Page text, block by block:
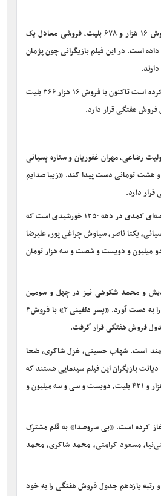
فیلم سینمایی «دایناسور» به کارگردانی سیدمسعود اطیابی، تهیه‌کنندگی محمد شایسته و نویسندگی امیر برادران با فروش ۱۶ هزار و ۶۷۸ بلیت، فروشی معادل یک
است. در این فیلم بازیگرانی چون پژمان
انیمیشن «رویاشهر» به کارگردانی محسن عنایتی و تهیه‌کنندگی مصطفی حسن‌آبادی که از ۳ اردیبهشت اکران خود را آغاز کرده است تاکنون با فروش ۱۶ هزار ۳۶۶ بلیت
هفتگی قرار دارد.
رضاعی، مهران غفوریان و ستاره پسیانی
و نود و هشت تومانی دست پیدا کند. «زیبا صدایم
دارد.
«کوکتل مولوتف» به کارگردانی حسین امیری دوماری، تهیه‌کنندگی محمد کمالی‌پور و نویسندگی احمد رفیع‌زاده روایتگر قصه‌ای کمدی در دهه ۱۳۵۰ خورشیدی است که
پسیانی، یکتا ناصر، سیاوش چراغی پور، علیرضا
این فیلم نیز با فروش ۴ هزار و ۱۷۲ بلیت، دویست و پنجاه و دو میلیون و دویست و شصت و سه هزار تومان
خیراندیش و محمد شکوهی نیز در چهل و سومین
جشنواره فیلم فجر حضور داشت و سیمرغ بلورین بهترین پویانمایی و سیمرغ بلورین بهترین پویانمایی از نگاه تماشاگران را به دست آورد. «پسر دلفینی ۲» با فروش۳
است. شهاب حسینی، غزل شاکری، ضحا
بازیگران این فیلم سینمایی هستند که
در چهل و سومین جشنواره فیلم فجر حضور داشت و توانست سیمرغ بهترین فیلم اول را دریافت کند. این فیلم با فروش ۳ هزار و ۴۳۱ بلیت، دویست و سی و سه میلیون و
مصطفوی از چهارشنبه ۲۴ اردیبهشت اکران خود را آغاز کرده است. «بی سروصدا» به قلم مشترک
مسعود کرامتی، محمد شاکری، محمد
دست یابد و رتبه یازدهم جدول فروش هفتگی را به خود